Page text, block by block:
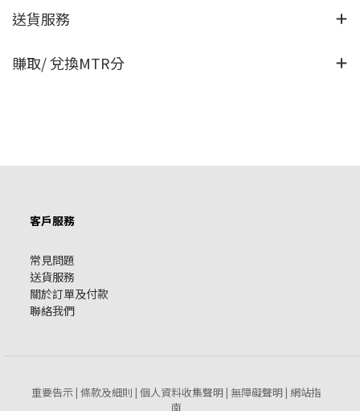
送貨服務
賺取/ 兌換MTR分
客戶服務
常見問題
送貨服務
關於訂單及付款
聯絡我們
重要告示| 條款及細則 | 個人資料收集聲明| 無障礙聲明| 網站指
南